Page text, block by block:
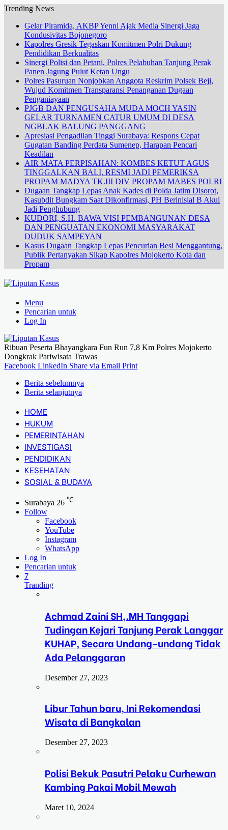
Trending News
Gelar Piramida, AKBP Yenni Ajak Media Sinergi Jaga
Kondusivitas Bojonegoro
Kapolres Gresik Tegaskan Komitmen Polri Dukung
Pendidikan Berkualitas
Sinergi Polisi dan Petani, Polres Pelabuhan Tanjung Perak
Panen Jagung Pulut Ketan Ungu
Polres Pasuruan Nonjobkan Anggota Reskrim Polsek Beji,
Wujud Komitmen Transparansi Penanganan Dugaan
Penganiayaan
PJGB DAN PENGUSAHA MUDA MOCH YASIN
GELAR TURNAMEN CATUR UMUM DI DESA
NGBLAK BALUNG PANGGANG
Apresiasi Pengadilan Tinggi Surabaya: Respons Cepat
Gugatan Banding Perdata Sumenep, Harapan Pencari
Keadilan
AIR MATA PERPISAHAN: KOMBES KETUT AGUS
TINGGALKAN BALI, RESMI JADI PEMERIKSA
PROPAM MADYA TK.III DIV PROPAM MABES POLRI
Dugaan Tangkap Lepas Anak Kades di Polda Jatim Disorot,
Kasubdit Bungkam Saat Dikonfirmasi, PH Berinisial B Akui
Jadi Penghubung
KUDORI, S.H. BAWA VISI PEMBANGUNAN DESA
DAN PENGUATAN EKONOMI MASYARAKAT
DUDUK SAMPEYAN
Kasus Dugaan Tangkap Lepas Pencurian Besi Menggantung,
Publik Pertanyakan Sikap Kapolres Mojokerto Kota dan
Propam
Menu
Pencarian untuk
Log In
Ribuan Peserta Bhayangkara Fun Run 7,8 Km Polres Mojokerto
Dongkrak Pariwisata Trawas
Facebook LinkedIn Share via Email Print
Berita sebelumnya
Berita selanjutnya
HOME
HUKUM
PEMERINTAHAN
INVESTIGASI
PENDIDIKAN
KESEHATAN
SOSIAL & BUDAYA
Surabaya 26 ℃
Follow
Facebook
YouTube
Instagram
WhatsApp
Log In
Pencarian untuk
7
Tranding
Achmad Zaini SH,.MH Tanggapi
Tudingan Kejari Tanjung Perak Langgar
KUHAP, Secara Undang-undang Tidak
Ada Pelanggaran
Desember 27, 2023
Libur Tahun baru, Ini Rekomendasi
Wisata di Bangkalan
Desember 27, 2023
Polisi Bekuk Pasutri Pelaku Curhewan
Kambing Pakai Mobil Mewah
Maret 10, 2024